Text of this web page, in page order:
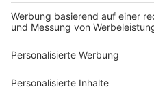
jedoch die Firsthöhe des
des Hauptdaches bleiben –
Kreuzdach.
Bei der Eindeckung des
Möglichkeiten: